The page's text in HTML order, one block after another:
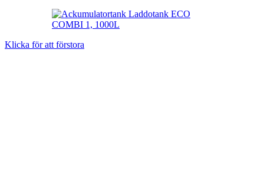
Klicka för att förstora